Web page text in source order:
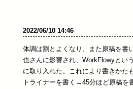
2022/06/10 14:46
体調は割とよくなり、また原稿を書
也さんに影響され、WorkFlowyとい
に取り入れた。これにより書きかた
トライナーを書く→45分ほど原稿を